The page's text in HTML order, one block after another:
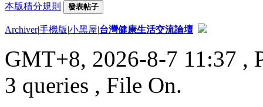
本版積分規則 發表帖子
Archiver|手機版|小黑屋|台灣健康生活交流論壇
GMT+8, 2026-8-7 11:37 ,
3 queries , File On.